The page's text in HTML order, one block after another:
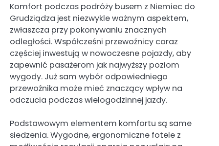
Komfort podczas podróży busem z Niemiec do
Grudziądza jest niezwykle ważnym aspektem,
zwłaszcza przy pokonywaniu znacznych
odległości. Współcześni przewoźnicy coraz
częściej inwestują w nowoczesne pojazdy, aby
zapewnić pasażerom jak najwyższy poziom
wygody. Już sam wybór odpowiedniego
przewoźnika może mieć znaczący wpływ na
odczucia podczas wielogodzinnej jazdy.
Podstawowym elementem komfortu są same
siedzenia. Wygodne, ergonomiczne fotele z